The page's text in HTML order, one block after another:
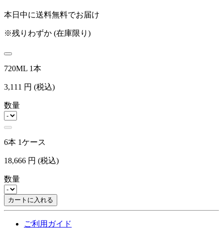
本日中に送料無料でお届け
※残りわずか (在庫限り)
720ML 1本
3,111 円 (税込)
数量
6本 1ケース
18,666 円 (税込)
数量
カートに入れる
ご利用ガイド